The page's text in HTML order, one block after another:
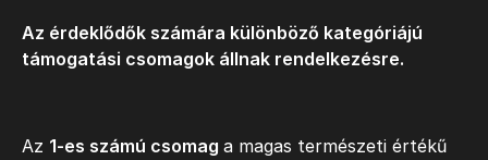
Az érdeklődők számára különböző kategóriájú
támogatási csomagok állnak rendelkezésre.
Az 1-es számú csomag a magas természeti értékű